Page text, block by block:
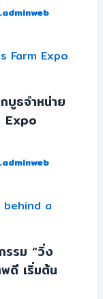
บูธจำหน่าย
Expo
รม “วิ่ง
ดี เริ่มต้น